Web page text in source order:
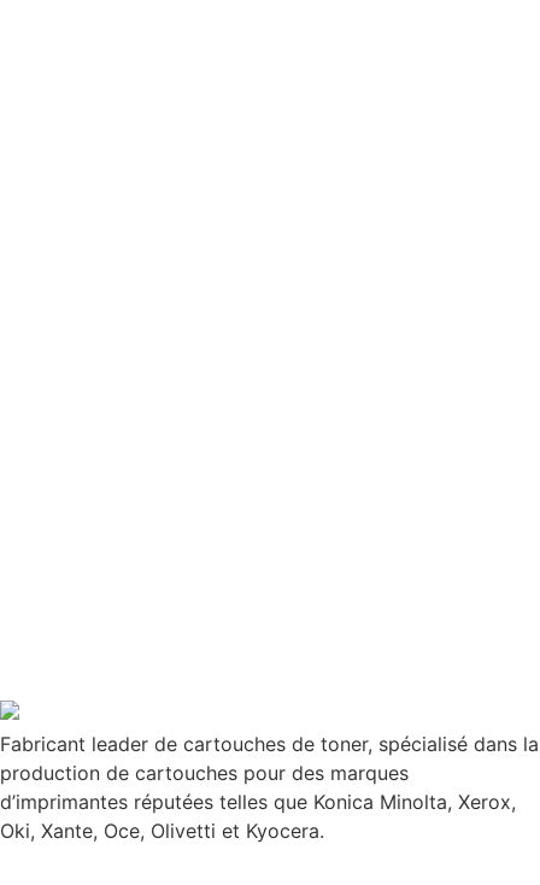
Fabricant leader de cartouches de toner, spécialisé dans la
production de cartouches pour des marques
d’imprimantes réputées telles que Konica Minolta, Xerox,
Oki, Xante, Oce, Olivetti et Kyocera.